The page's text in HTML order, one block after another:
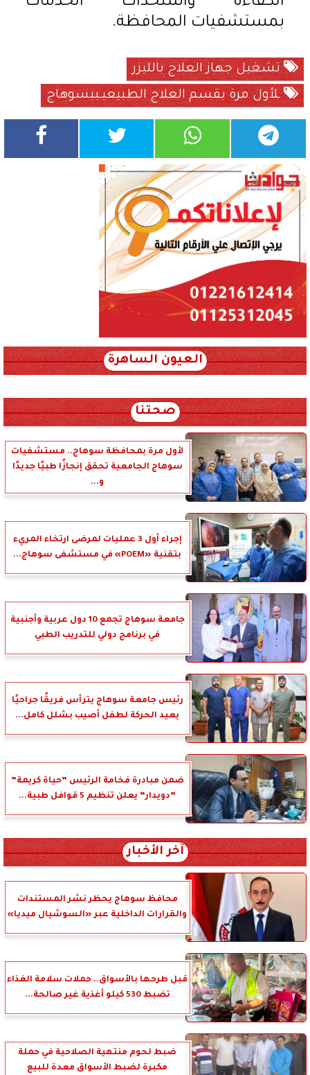
بمستشفيات المحافظة.
تشغيل جهاز العلاج بالليزر
ـلأول مرة بقسم العلاج الطبيعيـببسوهاج
العيون الساهرة
صحتنا
لأول مرة بمحافظة سوهاج.. مستشفيات
سوهاج الجامعية تحقق إنجازًا طبيًا جديدًا
و...
إجراء أول 3 عمليات لمرضى ارتخاء المريء
بتقنية «POEM» في مستشفى سوهاج...
جامعة سوهاج تجمع 10 دول عربية وأجنبية
في برنامج دولي للتدريب الطبي
رئيس جامعة سوهاج يترأس فريقًا جراحيًا
يعيد الحركة لطفل أصيب بشلل كامل...
ضمن مبادرة فخامة الرئيس ”حياة كريمة”
”دويدار” يعلن تنظيم 5 قوافل طبية...
آخر الأخبار
محافظ سوهاج يحظر نشر المستندات
والقرارات الداخلية عبر «السوشيال ميديا»
قبل طرحها بالأسواق.. حملات سلامة الغذاء
تضبط 530 كيلو أغذية غير صالحة...
ضبط لحوم منتهية الصلاحية في حملة
مكبرة لضبط الأسواق معدة للبيع